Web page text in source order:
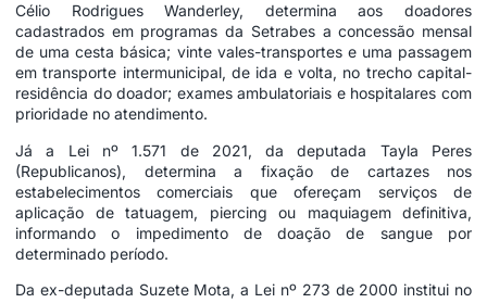
Célio Rodrigues Wanderley, determina aos doadores
cadastrados em programas da Setrabes a concessão mensal
de uma cesta básica; vinte vales-transportes e uma passagem
em transporte intermunicipal, de ida e volta, no trecho capital-
residência do doador; exames ambulatoriais e hospitalares com
prioridade no atendimento.
Já a Lei nº1.571 de 2021, da deputada Tayla Peres
(Republicanos), determina a fixação de cartazes nos
estabelecimentos comerciais que ofereçam serviços de
aplicação de tatuagem, piercing ou maquiagem definitiva,
informando o impedimento de doação de sangue por
determinado período.
Da ex-deputada Suzete Mota, a Lei nº 273 de 2000 institui no